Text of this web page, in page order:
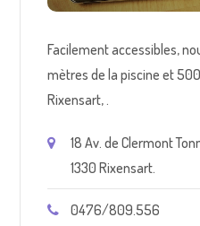
Facilement accessibles,
mètres de la piscine et
Rixensart, .
18 Av. de Clermont
1330 Rixensart.
0476/809.556